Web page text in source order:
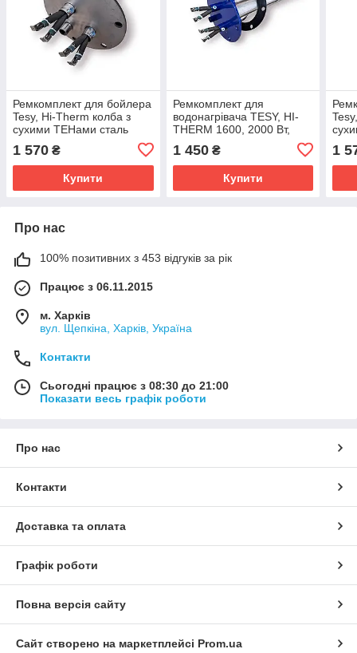
Ремкомплект для бойлера
Tesy, Hi-Therm колба з
сухими ТЕНами сталь
1 570 ₴
Купити
Ремкомплект для
водонагрівача TESY, HI-
THERM 1600, 2000 Вт,
для бойлера
1 450₴
Купити
1
Про нас
100% позитивних з 453 відгуків за рік
Працює з 06.11.2015
м. Харків
вул. Щепкіна, Харків, Україна
Контакти
Сьогодні працює з 08:30 до 21:00
Показати весь графік роботи
Про нас
Контакти
Доставка та оплата
Графік роботи
Повна версія сайту
Сайт створено на маркетплейсі Prom.ua